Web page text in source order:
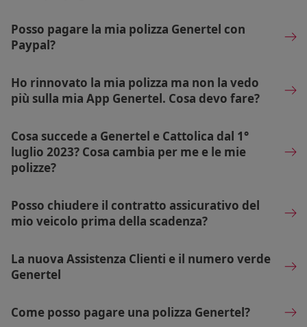
Posso pagare la mia polizza Genertel con
Paypal?
Ho rinnovato la mia polizza ma non la vedo
più sulla mia App Genertel. Cosa devo fare?
Cosa succede a Genertel e Cattolica dal 1°
luglio 2023? Cosa cambia per me e le mie
polizze?
Posso chiudere il contratto assicurativo del
mio veicolo prima della scadenza?
La nuova Assistenza Clienti e il numero verde
Genertel
Come posso pagare una polizza Genertel?